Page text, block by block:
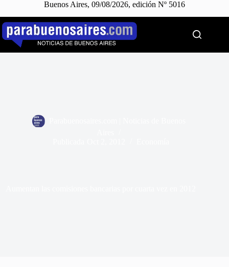
Buenos Aires, 09/08/2026, edición Nº 5016
Saltar
contenido